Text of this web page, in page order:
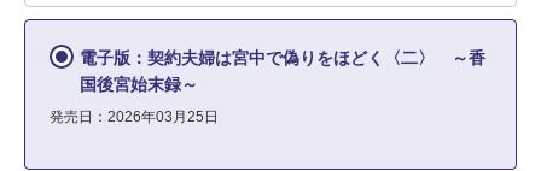
電子版：契約夫婦は宮中で偽りをほどく〈二〉 ～香
国後宮始末録～
発売日：2026年03月25日